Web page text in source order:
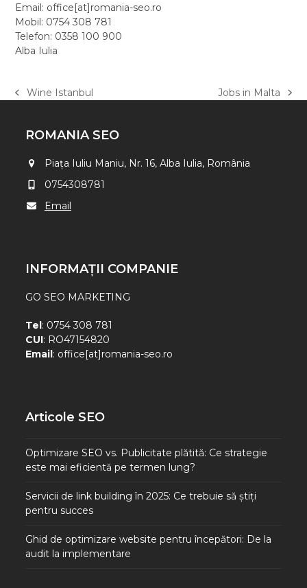
Email: office[at]romania-seo.ro
Mobil: 0754 308 781
Telefon: 0358 100 900
Alba Iulia
previous
Wine Istanbul
next
Jobs in Malta
ROMANIA SEO
Piața Iuliu Maniu, Nr. 16, Alba Iulia, România
0754308781
Email
INFORMAȚII COMPANIE
GO SEO MARKETING
Tel : 0754 308 781
CUI: RO47154820
Email : office[at]romania-seo.ro
Articole SEO
Optimizare SEO vs. Publicitate plătită: Ce strategie
este mai eficientă pe termen lung?
Servicii de link building în 2025: Ce trebuie să știți
pentru succes
Ghid de optimizare website pentru începători: De la
audit la implementare